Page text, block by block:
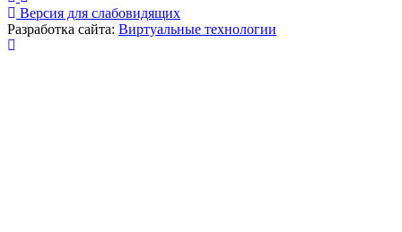
Версия для слабовидящих
Разработка сайта: Виртуальные технологии